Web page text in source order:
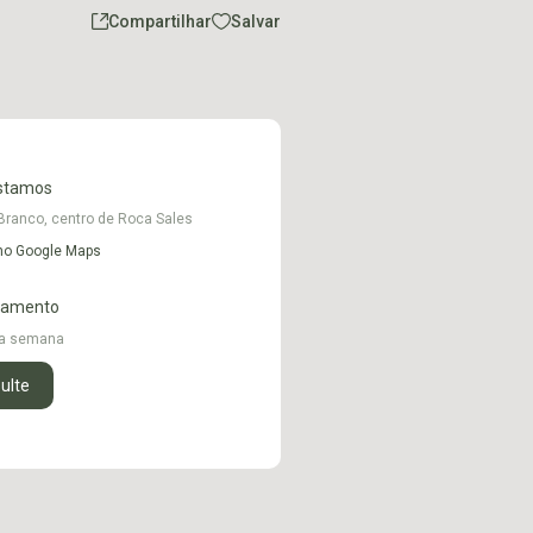
Compartilhar Salvar
centro de Roca Sales
Google Maps
semana